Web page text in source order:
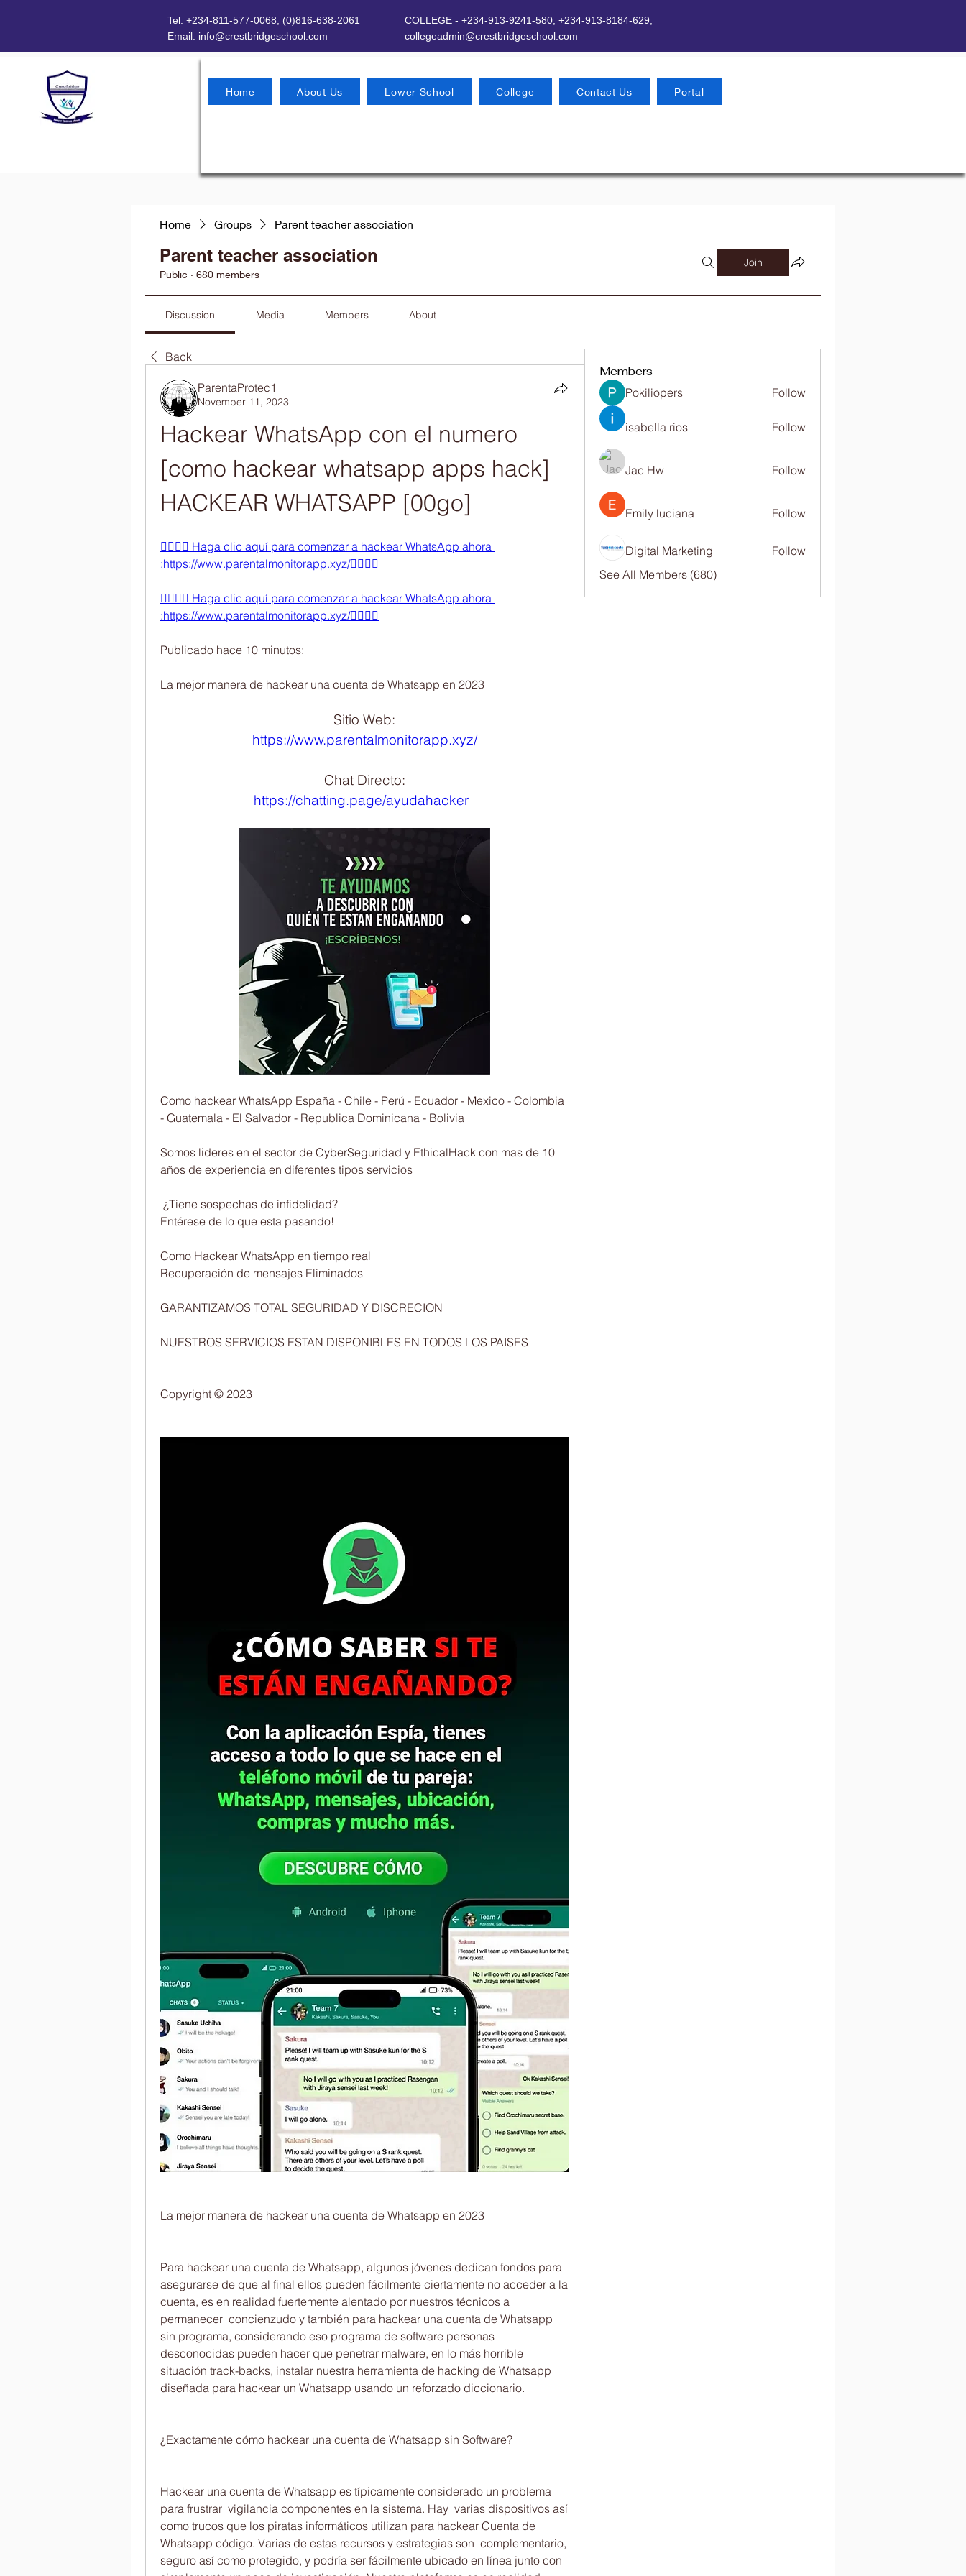
Tel: +234-811-577-0068, (0)816-638-2061
Email: info@crestbridgeschool.com
COLLEGE - +234-913-9241-580, +234-913-8184-629,
collegeadmin@crestbridgeschool.com
Home About Us Lower School College Contact Us Portal
Home Groups Parent teacher association
Parent teacher association
Public · 680 members
Join
Discussion Media Members About
Back
ParentaProtec1
November 11, 2023
Hackear WhatsApp con el numero
[como hackear whatsapp apps hack]
HACKEAR WHATSAPP [00go]
👉🏻👉🏻 Haga clic aquí para comenzar a hackear WhatsApp ahora
:https://www.parentalmonitorapp.xyz/👈🏻👈🏻
👉🏻👉🏻 Haga clic aquí para comenzar a hackear WhatsApp ahora
:https://www.parentalmonitorapp.xyz/👈🏻👈🏻
Publicado hace 10 minutos:
La mejor manera de hackear una cuenta de Whatsapp en 2023
Sitio Web:
https://www.parentalmonitorapp.xyz/
Chat Directo:
https://chatting.page/ayudahacker
Como hackear WhatsApp España - Chile - Perú - Ecuador - Mexico - Colombia
- Guatemala - El Salvador - Republica Dominicana - Bolivia
Somos lideres en el sector de CyberSeguridad y EthicalHack con mas de 10
años de experiencia en diferentes tipos servicios
¿Tiene sospechas de infidelidad?
Entérese de lo que esta pasando!
Como Hackear WhatsApp en tiempo real
Recuperación de mensajes Eliminados
GARANTIZAMOS TOTAL SEGURIDAD Y DISCRECION
Copyright © 2023
La mejor manera de hackear una cuenta de Whatsapp en 2023
Para hackear una cuenta de Whatsapp, algunos jóvenes dedican fondos para
asegurarse de que al final ellos pueden fácilmente ciertamente no acceder a la
cuenta, es en realidad fuertemente alentado por nuestros técnicos a
permanecer  concienzudo y también para hackear una cuenta de Whatsapp
sin programa, considerando eso programa de software personas
desconocidas pueden hacer que penetrar malware, en lo más horrible
situación track-backs, instalar nuestra herramienta de hacking de Whatsapp
diseñada para hackear un Whatsapp usando un reforzado diccionario.
¿Exactamente cómo hackear una cuenta de Whatsapp sin Software?
Hackear una cuenta de Whatsapp es típicamente considerado un problema
para frustrar  vigilancia componentes en la sistema. Hay  varias dispositivos así
como trucos que los piratas informáticos utilizan para hackear Cuenta de
Whatsapp código. Varias de estas recursos y estrategias son  complementario,
seguro así como protegido, y podría ser fácilmente ubicado en línea junto con
Members
Pokiliopers Follow
isabella rios Follow
Jac Hw Follow
Emily luciana Follow
Digital Marketing
Follow
See All Members (680)